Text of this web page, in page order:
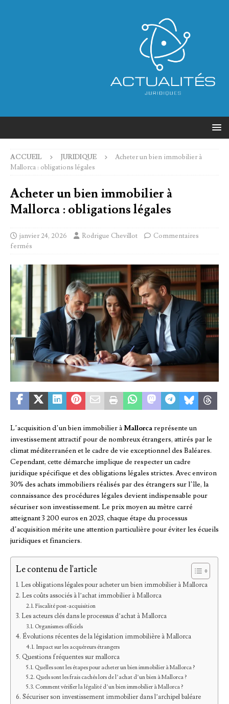
ACCUEIL JURIDIQUE
Acheter un bien immobilier à
Mallorca : obligations légales
Acheter un bien immobilier à
Mallorca : obligations légales
janvier 24, 2026 Rodrigue Chevillot
Commentaires
fermés
L’acquisition d’un bien immobilier àMallorcareprésente un
investissement attractif pour de nombreux étrangers, attirés par le
climat méditerranéen et le cadre de vie exceptionnel des Baléares.
Cependant, cette démarche implique de respecter un cadre
juridique spécifique et des obligations légales strictes. Avec environ
30% des achats immobiliers réalisés par des étrangers sur l’île, la
connaissance des procédures légales devient indispensable pour
sécuriser son investissement. Le prix moyen au mètre carré
atteignant 3 200 euros en 2023, chaque étape du processus
d’acquisition mérite une attention particulière pour éviter les écueils
juridiques et financiers.
Le contenu de l'article
Les obligations légales pour acheter un bien immobilier à Mallorca
Les coûts associés à l’achat immobilier à Mallorca
Fiscalité post-acquisition
Les acteurs clés dans le processus d’achat à Mallorca
Organismes officiels
Évolutions récentes de la législation immobilière à Mallorca
Impact sur les acquéreurs étrangers
Questions fréquentes sur mallorca
Quelles sont les étapes pour acheter un bien immobilier à Mallorca ?
Quels sont les frais cachés lors de l’achat d’un bien à Mallorca ?
Comment vérifier la légalité d’un bien immobilier à Mallorca ?
Sécuriser son investissement immobilier dans l’archipel baléare